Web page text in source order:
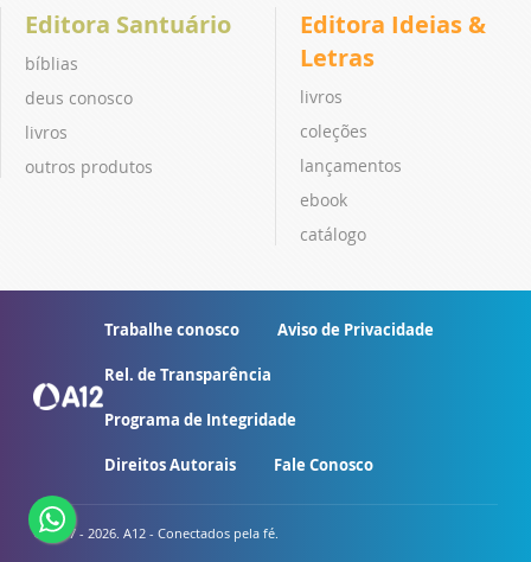
Editora Santuário
bíblias
deus conosco
livros
outros produtos
Editora Ideias &
Letras
livros
coleções
lançamentos
ebook
catálogo
Trabalhe conosco Aviso de Privacidade
Rel. de Transparência
Programa de Integridade
Direitos Autorais Fale Conosco
© 2007 - 2026. A12 - Conectados pela fé.